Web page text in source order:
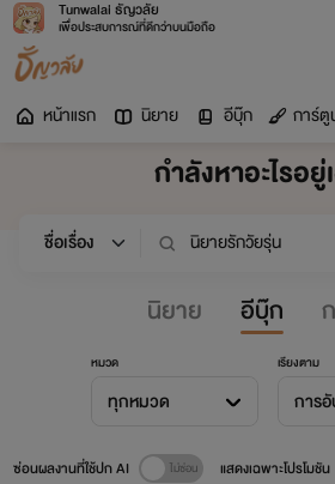
Tunwalai ธัญวลัย
เพื่อประสบการณ์ที่ดีกว่าบนมือถือ
หน้าแรก นิยาย อีบุ๊ก การ์ตู
กำลังหาอะไรอยู่
นิยาย อีบุ๊ก
หมวด
ทุกหมวด
เรียงตาม
การ
ซ่อนผลงานที่ใช้ปก AI แสดงเฉพาะโปรโมชัน